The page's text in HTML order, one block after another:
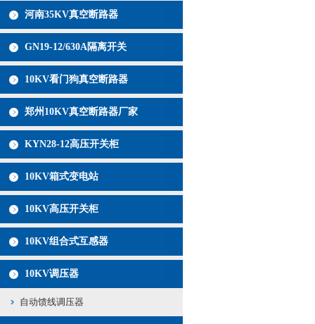
河南35KV真空断路器
GN19-12/630A隔离开关
10KV看门狗真空断路器
郑州10KV真空断路器厂家
KYN28-12高压开关柜
10KV箱式变电站
10KV高压开关柜
10KV组合式互感器
10KV调压器
自动馈线调压器